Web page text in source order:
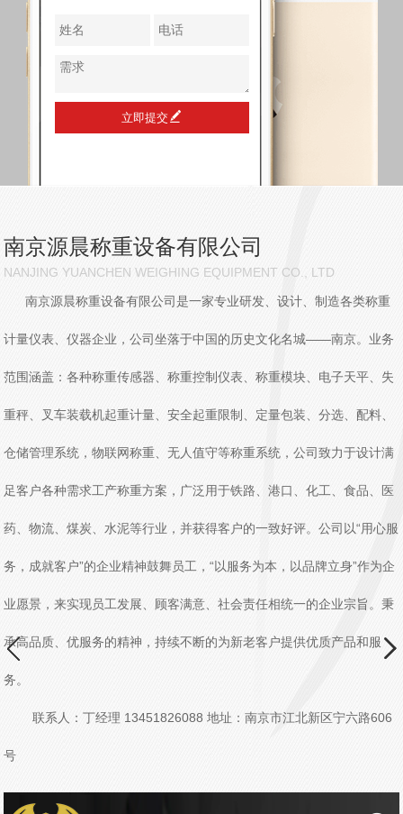
立即提交
南京源晨称重设备有限公司
NANJING YUANCHEN WEIGHING EQUIPMENT CO., LTD
南京源晨称重设备有限公司是一家专业研发、设计、制造各类称重
计量仪表、仪器企业，公司坐落于中国的历史文化名城——南京。业务
范围涵盖：各种称重传感器、称重控制仪表、称重模块、电子天平、失
重秤、叉车装载机起重计量、安全起重限制、定量包装、分选、配料、
仓储管理系统，物联网称重、无人值守等称重系统，公司致力于设计满
足客户各种需求工产称重方案，广泛用于铁路、港口、化工、食品、医
药、物流、煤炭、水泥等行业，并获得客户的一致好评。公司以“用心服
务，成就客户”的企业精神鼓舞员工，“以服务为本，以品牌立身”作为企
业愿景，来实现员工发展、顾客满意、社会责任相统一的企业宗旨。秉
承高品质、优服务的精神，持续不断的为新老客户提供优质产品和服
务。
联系人：丁经理 13451826088 地址：南京市江北新区宁六路606
号